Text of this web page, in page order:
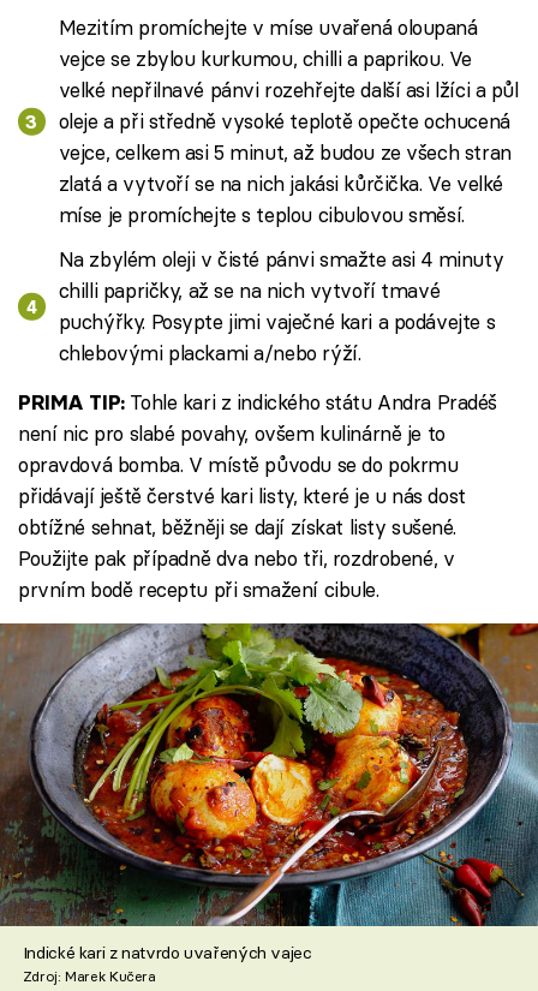
Mezitím promíchejte v míse uvařená oloupaná
vejce se zbylou kurkumou, chilli a paprikou. Ve
velké nepřilnavé pánvi rozehřejte další asi lžíci a půl
oleje a při středně vysoké teplotě opečte ochucená
vejce, celkem asi 5 minut, až budou ze všech stran
zlatá a vytvoří se na nich jakási kůrčička. Ve velké
míse je promíchejte s teplou cibulovou směsí.
Na zbylém oleji v čisté pánvi smažte asi 4 minuty
chilli papričky, až se na nich vytvoří tmavé
puchýřky. Posypte jimi vaječné kari a podávejte s
chlebovými plackami a/nebo rýží.
PRIMA TIP:Tohle kari z indického státu Andra Pradéš
není nic pro slabé povahy, ovšem kulinárně je to
opravdová bomba. V místě původu se do pokrmu
přidávají ještě čerstvé kari listy, které je u nás dost
obtížné sehnat, běžněji se dají získat listy sušené.
Použijte pak případně dva nebo tři, rozdrobené, v
prvním bodě receptu při smažení cibule.
Indické kari z natvrdo uvařených vajec
Zdroj: Marek Kučera